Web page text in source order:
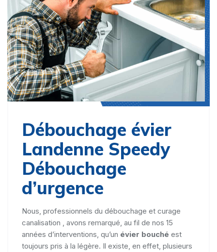
Débouchage évier
Landenne Speedy
Débouchage
d’urgence
Nous, professionnels du débouchage et curage
canalisation , avons remarqué, au fil de nos 15
années d’interventions, qu’un évier bouché est
toujours pris à la légère. Il existe, en effet, plusieurs